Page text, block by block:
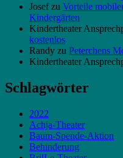
Josefzu Vorteile
Kindergärten
Kindertheater
kostenlos
Randy zu Peterchens
Kindertheater
Schlagwörter
2022
Achja-Theater
Baum-Spende-Aktion
Behinderung